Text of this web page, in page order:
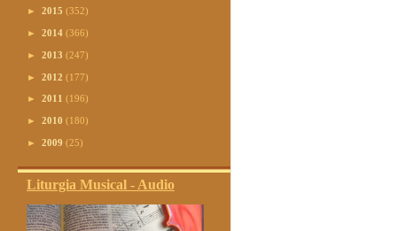
► 2015 (352)
► 2014 (366)
► 2013 (247)
► 2012 (177)
► 2011 (196)
► 2010 (180)
► 2009 (25)
Liturgia Musical - Audio